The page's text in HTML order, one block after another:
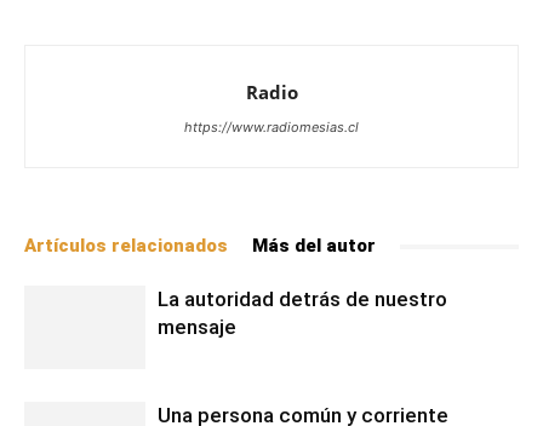
Radio
https://www.radiomesias.cl
Artículos relacionados Más del autor
La autoridad detrás de nuestro
mensaje
Una persona común y corriente